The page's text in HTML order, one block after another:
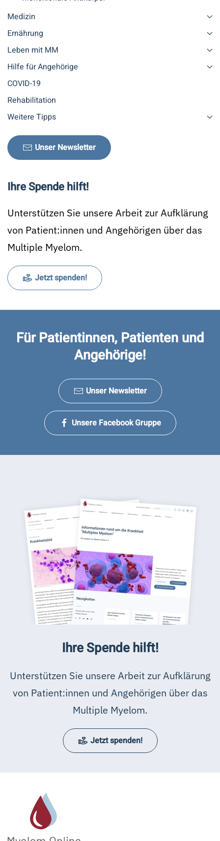
Medizin
Ernährung
Leben mit MM
Hilfe für Angehörige
COVID-19
Rehabilitation
Weitere Tipps
Unser Newsletter
Ihre Spende hilft!
Unterstützen Sie unsere Arbeit zur Aufklärung
von Patient:innen und Angehörigen über das
Multiple Myelom.
Jetzt spenden!
Für Patientinnen, Patienten und
Angehörige!
Unser Newsletter
Unsere Facebook Gruppe
Ihre Spende hilft!
Unterstützen Sie unsere Arbeit zur Aufklärung
von Patient:innen und Angehörigen über das
Multiple Myelom.
Jetzt spenden!